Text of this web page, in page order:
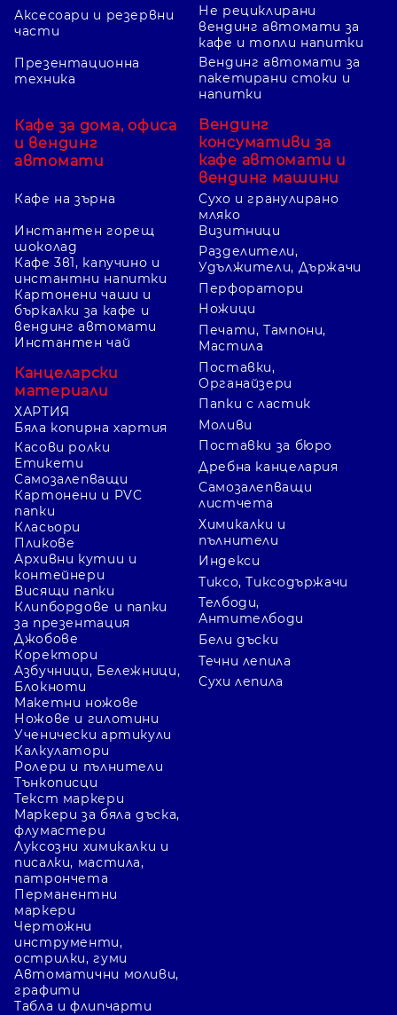
Аксесоари и резервни
части
Презентационна
техника
Кафе за дома, офиса
и вендинг
автомати
Кафе на зърна
Не рециклирани
вендинг автомати за
кафе и топли напитки
Вендинг автомати за
пакетирани стоки и
напитки
Вендинг
консумативи за
кафе автомати и
вендинг машини
Сухо и гранулирано
мляко
Инстантен горещ
шоколад
Кафе 3в1, капучино и
инстантни напитки
Картонени чаши и
бъркалки за кафе и
вендинг автомати
Инстантен чай
Канцеларски
материали
ХАРТИЯ
Бяла копирна хартия
Касови ролки
Етикети
Самозалепващи
Картонени и PVC
папки
Класьори
Пликове
Архивни кутии и
контейнери
Висящи папки
Клипбордове и папки
за презентация
Джобове
Коректори
Азбучници, Бележници,
Блокноти
Визитници
Разделители,
Удължители, Държачи
Перфоратори
Ножици
Печати, Тампони,
Мастила
Поставки,
Органайзери
Папки с ластик
Моливи
Поставки за бюро
Дребна канцелария
Самозалепващи
листчета
Химикалки и
пълнители
Индекси
Тиксо, Тиксодържачи
Телбоди,
Антителбоди
Бели дъски
Течни лепила
Сухи лепила
Макетни ножове
Ножове и гилотини
Ученически артикули
Калкулатори
Ролери и пълнители
Тънкописци
Текст маркери
Маркери за бяла дъска,
флумастери
Луксозни химикалки и
писалки, мастила,
патрончета
Перманентни
маркери
Чертожни
инструменти,
острилки, гуми
Автоматични моливи,
графити
Табла и флипчарти